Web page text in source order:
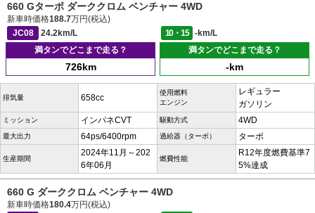
660 Gターボ ダーククロム ベンチャー 4WD
新車時価格188.7万円(税込)
JC08
24.2km/L 10・15
-km/L
満タンでどこまで走る？
726km
満タンでどこまで走る？
-km
排気量 658cc
使用燃料
エンジン
レギュラー
ガソリン
ミッション インパネCVT 駆動方式 4WD
最大出力 64ps/6400rpm 過給器（ターボ） ターボ
生産期間
2024年11月～202
6年06月
燃費性能
R12年度燃費基準7
5%達成
660 G ダーククロム ベンチャー 4WD
新車時価格180.4万円(税込)